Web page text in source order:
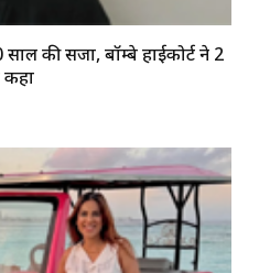
की सजा, बॉम्बे हाईकोर्ट ने 2
कहा